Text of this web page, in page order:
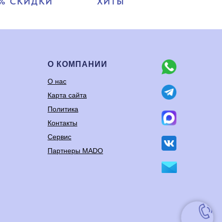
О КОМПАНИИ
О нас
Карта сайта
Политика
Контакты
Сервис
Партнеры MADO